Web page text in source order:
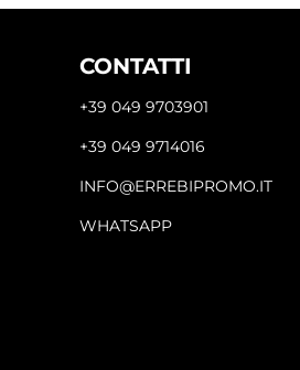
CONTATTI
+39 049 9703901
+39 049 9714016
INFO@ERREBIPROMO.IT
WHATSAPP